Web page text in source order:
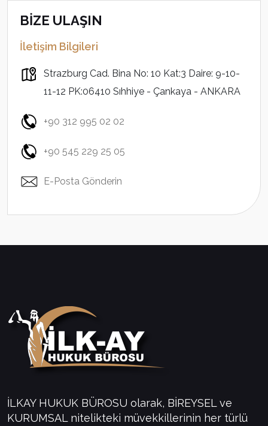
BİZE ULAŞIN
İletişim Bilgileri
Strazburg Cad. Bina No: 10 Kat:3 Daire: 9-10-
11-12 PK:06410 Sıhhiye - Çankaya - ANKARA
+90 312 995 02 02
+90 545 229 25 05
E-Posta Gönderin
İLKAY HUKUK BÜROSU olarak, BİREYSEL ve
KURUMSAL nitelikteki müvekkillerinin her türlü